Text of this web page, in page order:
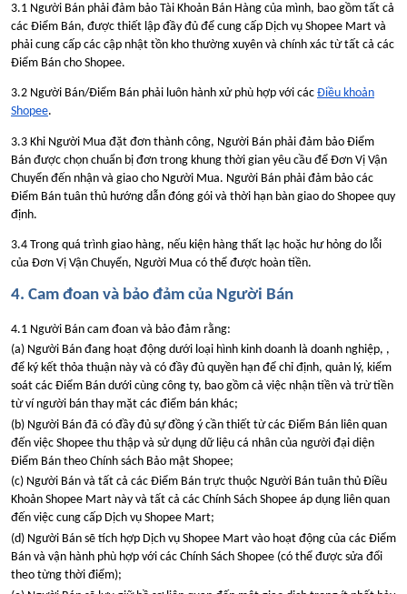
3.1 Người Bán phải đảm bảo Tài Khoản Bán Hàng của mình, bao gồm tất cả
các Điểm Bán, được thiết lập đầy đủ để cung cấp Dịch vụ Shopee Mart và
phải cung cấp các cập nhật tồn kho thường xuyên và chính xác từ tất cả các
Điểm Bán cho Shopee.
3.2 Người Bán/Điểm Bán phải luôn hành xử phù hợp với các Điều khoản
Shopee.
3.3 Khi Người Mua đặt đơn thành công, Người Bán phải đảm bảo Điểm
Bán được chọn chuẩn bị đơn trong khung thời gian yêu cầu để Đơn Vị Vận
Chuyển đến nhận và giao cho Người Mua. Người Bán phải đảm bảo các
Điểm Bán tuân thủ hướng dẫn đóng gói và thời hạn bàn giao do Shopee quy
định.
3.4 Trong quá trình giao hàng, nếu kiện hàng thất lạc hoặc hư hỏng do lỗi
của Đơn Vị Vận Chuyển, Người Mua có thể được hoàn tiền.
4. Cam đoan và bảo đảm của Người Bán
4.1 Người Bán cam đoan và bảo đảm rằng:
(a) Người Bán đang hoạt động dưới loại hình kinh doanh là doanh nghiệp, ,
để ký kết thỏa thuận này và có đầy đủ quyền hạn để chỉ định, quản lý, kiểm
soát các Điểm Bán dưới cùng công ty, bao gồm cả việc nhận tiền và trừ tiền
từ ví người bán thay mặt các điểm bán khác;
(b) Người Bán đã có đầy đủ sự đồng ý cần thiết từ các Điểm Bán liên quan
đến việc Shopee thu thập và sử dụng dữ liệu cá nhân của người đại diện
Điểm Bán theo Chính sách Bảo mật Shopee;
(c) Người Bán và tất cả các Điểm Bán trực thuộc Người Bán tuân thủ Điều
Khoản Shopee Mart này và tất cả các Chính Sách Shopee áp dụng liên quan
đến việc cung cấp Dịch vụ Shopee Mart;
(d) Người Bán sẽ tích hợp Dịch vụ Shopee Mart vào hoạt động của các Điểm
Bán và vận hành phù hợp với các Chính Sách Shopee (có thể được sửa đổi
theo từng thời điểm);